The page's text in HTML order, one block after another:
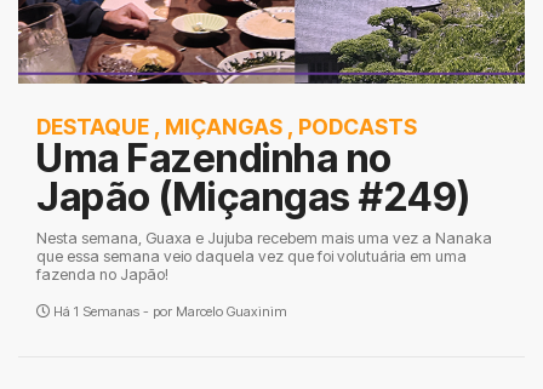
DESTAQUE , MIÇANGAS , PODCASTS
Uma Fazendinha no
Japão (Miçangas #249)
Nesta semana, Guaxa e Jujuba recebem mais uma vez a Nanaka
que essa semana veio daquela vez que foi volutuária em uma
fazenda no Japão!
Há 1 Semanas - por Marcelo Guaxinim